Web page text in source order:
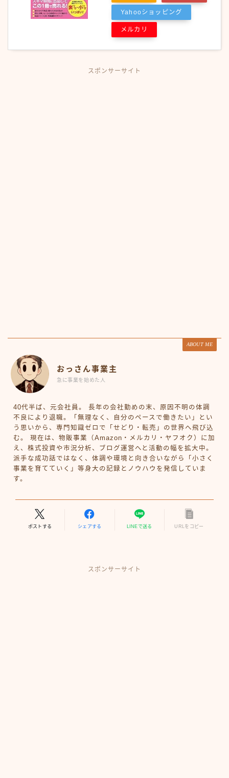
Yahooショッピング
メルカリ
スポンサーサイト
ABOUT ME
おっさん事業主
急に事業を始めた人
40代半ば、元会社員。 長年の会社勤めの末、原因不明の体調
不良により退職。「無理なく、自分のペースで働きたい」とい
う思いから、専門知識ゼロで「せどり・転売」の世界へ飛び込
む。 現在は、物販事業（Amazon・メルカリ・ヤフオク）に加
え、株式投資や市況分析、ブログ運営へと活動の幅を拡大中。
派手な成功話ではなく、体調や環境と向き合いながら「小さく
事業を育てていく」等身大の記録とノウハウを発信していま
す。
ポストする シェアする LINEで送る URLをコピー
スポンサーサイト